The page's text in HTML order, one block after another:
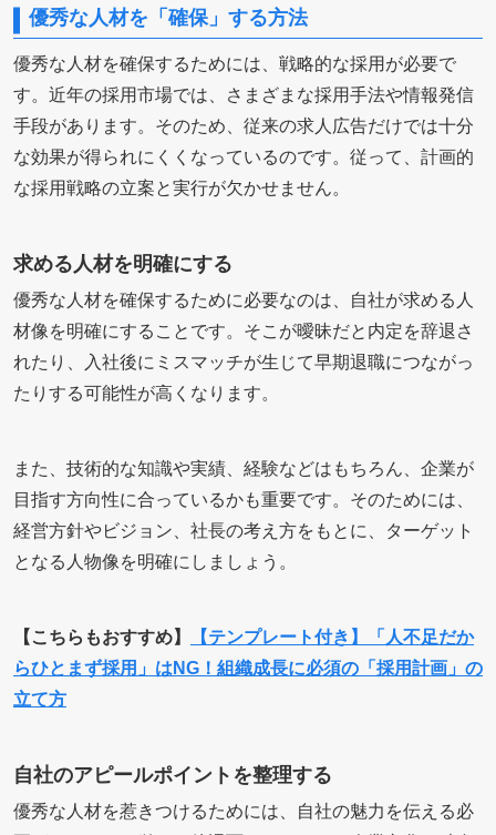
優秀な人材を「確保」する方法
優秀な人材を確保するためには、戦略的な採用が必要で
す。近年の採用市場では、さまざまな採用手法や情報発信
手段があります。そのため、従来の求人広告だけでは十分
な効果が得られにくくなっているのです。従って、計画的
な採用戦略の立案と実行が欠かせません。
求める人材を明確にする
優秀な人材を確保するために必要なのは、自社が求める人
材像を明確にすることです。そこが曖昧だと内定を辞退さ
れたり、入社後にミスマッチが生じて早期退職につながっ
たりする可能性が高くなります。
また、技術的な知識や実績、経験などはもちろん、企業が
目指す方向性に合っているかも重要です。そのためには、
経営方針やビジョン、社長の考え方をもとに、ターゲット
となる人物像を明確にしましょう。
【こちらもおすすめ】
【テンプレート付き】「人不足だか
らひとまず採用」はNG！組織成長に必須の「採用計画」の
立て方
自社のアピールポイントを整理する
優秀な人材を惹きつけるためには、自社の魅力を伝える必